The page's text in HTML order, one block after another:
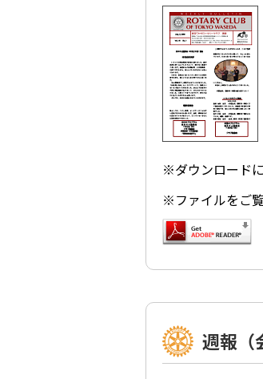
※ダウンロード
※ファイルをご
週報（